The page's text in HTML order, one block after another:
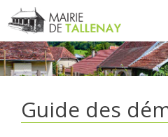
Aller
au
contenu
Guide des